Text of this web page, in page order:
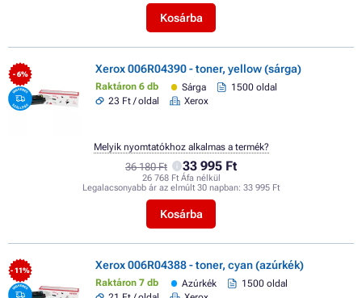
Kosárba
- 6% Xerox 006R04390 - toner, yellow (sárga)
Raktáron 6 db Sárga
1500 oldal
23 Ft / oldal
Xerox
36 180 Ft 33 995 Ft
26 768 Ft Áfa nélkül
Legalacsonyabb ár az elmúlt 30 napban: 33 995 Ft
Kosárba
Melyik nyomtatókhoz alkalmas a termék?
- 11% Xerox 006R04388 - toner, cyan (azúrkék)
Raktáron 7 db Azúrkék
1500 oldal